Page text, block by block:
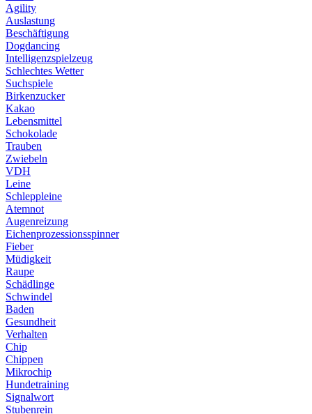
Agility
Auslastung
Beschäftigung
Dogdancing
Intelligenzspielzeug
Schlechtes Wetter
Suchspiele
Birkenzucker
Kakao
Lebensmittel
Schokolade
Trauben
Zwiebeln
VDH
Leine
Schleppleine
Atemnot
Augenreizung
Eichenprozessionsspinner
Fieber
Müdigkeit
Raupe
Schädlinge
Schwindel
Baden
Gesundheit
Verhalten
Chip
Chippen
Mikrochip
Hundetraining
Signalwort
Stubenrein